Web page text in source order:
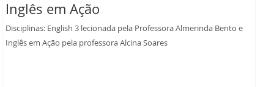
Inglês em Ação
Disciplinas: English 3 lecionada pela Professora Almerinda Bento e
Inglês em Ação pela professora Alcina Soares